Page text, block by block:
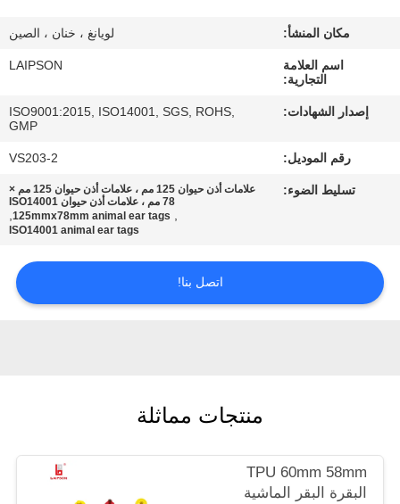
مراقبة
الجودة
اطلب
اقتباس
PRIVACY
POLICY
مكان المنشأ: لويانغ ، خنان ، الصين
اسم العلامة
التجارية:
LAIPSON
إصدار الشهادات:
ISO9001:2015, ISO14001, SGS, ROHS,
GMP
رقم الموديل: VS203-2
تسليط الضوء:
علامات أذن حيوان 125 مم ، علامات أذن حيوان 125 مم ×
78 مم ، علامات أذن حيوان ISO14001
,
125mmx78mm animal ear tags
,
ISO14001 animal ear tags
اتصل بنا!
منتجات مماثلة
TPU 60mm 58mm
البقرة البقر الماشية